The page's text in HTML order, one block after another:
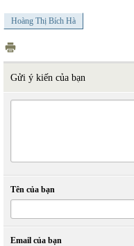
Hoàng Thị Bích Hà
Gửi ý kiến của bạn
Tên của bạn
Email của bạn